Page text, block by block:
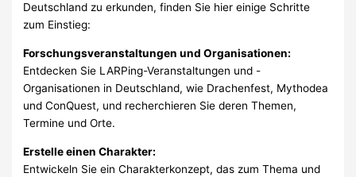
Deutschland zu erkunden, finden Sie hier einige Schritte
zum Einstieg:
Forschungsveranstaltungen und Organisationen:
Entdecken Sie LARPing-Veranstaltungen und -
Organisationen in Deutschland, wie Drachenfest, Mythodea
und ConQuest, und recherchieren Sie deren Themen,
Termine und Orte.
Erstelle einen Charakter:
Entwickeln Sie ein Charakterkonzept, das zum Thema und